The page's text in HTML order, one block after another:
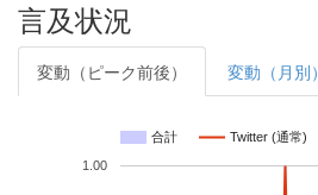
言及状況
変動（ピーク前後） 変動（月別）
合計 Twitter (通常)
1.00